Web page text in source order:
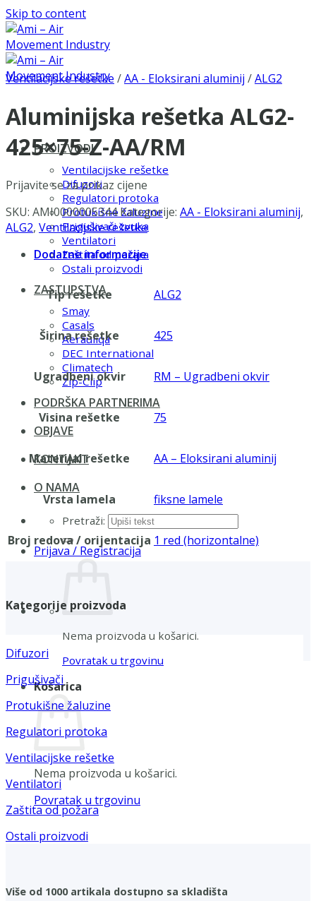
Skip to content
PROIZVODI
Ventilacijske rešetke
Difuzori
Regulatori protoka
Protukišne žaluzine
Prigušivači zvuka
Ventilatori
Zaštita od požara
Ostali proizvodi
ZASTUPSTVA
Smay
Casals
Aerauliqa
DEC International
Climatech
Zip-Clip
PODRŠKA PARTNERIMA
OBJAVE
KONTAKT
O NAMA
Pretraži:
Prijava / Registracija
Nema proizvoda u košarici.
Povratak u trgovinu
Košarica
Nema proizvoda u košarici.
Povratak u trgovinu
Ventilacijske rešetke /AA - Eloksirani aluminij /ALG2
Aluminijska rešetka ALG2-
425×75-Z-AA/RM
Prijavite se za prikaz cijene
SKU: AMI0000005344 Kategorije: AA - Eloksirani aluminij,
ALG2, Ventilacijske rešetke
Dodatne informacije
Tip rešetke ALG2
Širina rešetke 425
Ugradbeni okvir RM – Ugradbeni okvir
Visina rešetke 75
Materijal rešetke AA – Eloksirani aluminij
Vrsta lamela fiksne lamele
Broj redova / orijentacija 1 red (horizontalne)
Kategorije proizvoda
Difuzori
Prigušivači
Protukišne žaluzine
Regulatori protoka
Ventilacijske rešetke
Ventilatori
Zaštita od požara
Ostali proizvodi
Više od 1000 artikala dostupno sa skladišta